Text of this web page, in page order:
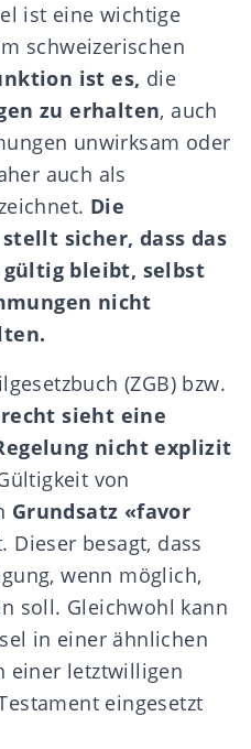
ist eine wichtige
schweizerischen
ist es, die
zu erhalten, auch
unwirksam oder
auch als
Die
sicher, dass das
bleibt, selbst
nicht
(ZGB) bzw.
sieht eine
nicht explizit
von
Grundsatz «favor
Dieser besagt, dass
wenn möglich,
soll. Gleichwohl kann
in einer ähnlichen
einer letztwilligen
eingesetzt